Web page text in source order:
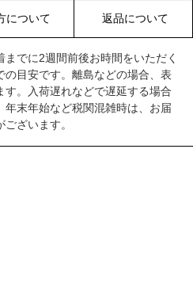
について 返品について
でに2週間前後お時間をいただく
目安です。離島などの場合、表
。入荷遅れなどで遅延する場合
末年始など税関混雑時は、お届
ざいます。